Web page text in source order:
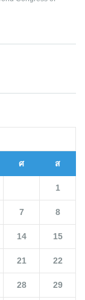
ศ ส
1
7 8
14 15
21 22
28 29